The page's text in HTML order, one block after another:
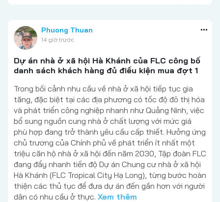
Phuong Thuan
14 giờ trước
Dự án nhà ở xã hội Hà Khánh của FLC công bố
danh sách khách hàng đủ điều kiện mua đợt 1
Trong bối cảnh nhu cầu về nhà ở xã hội tiếp tục gia
tăng, đặc biệt tại các địa phương có tốc độ đô thị hóa
và phát triển công nghiệp nhanh như Quảng Ninh, việc
bổ sung nguồn cung nhà ở chất lượng với mức giá
phù hợp đang trở thành yêu cầu cấp thiết. Hưởng ứng
chủ trương của Chính phủ về phát triển ít nhất một
triệu căn hộ nhà ở xã hội đến năm 2030, Tập đoàn FLC
đang đẩy nhanh tiến độ Dự án Chung cư nhà ở xã hội
Hà Khánh (FLC Tropical City Hạ Long), từng bước hoàn
thiện các thủ tục để đưa dự án đến gần hơn với người
dân có nhu cầu ở thực. Xem thêm